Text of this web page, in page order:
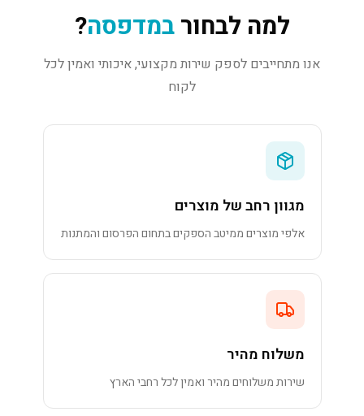
למה לבחורבמדפסה?
אנו מתחייבים לספק שירות מקצועי, איכותי ואמין לכל
לקוח
מגוון רחב של מוצרים
אלפי מוצרים ממיטב הספקים בתחום הפרסום והמתנות
משלוח מהיר
שירות משלוחים מהיר ואמין לכל רחבי הארץ